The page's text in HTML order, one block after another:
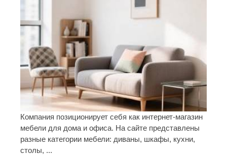
Компания позиционирует себя как интернет-магазин
мебели для дома и офиса. На сайте представлены
разные категории мебели: диваны, шкафы, кухни,
столы, ...